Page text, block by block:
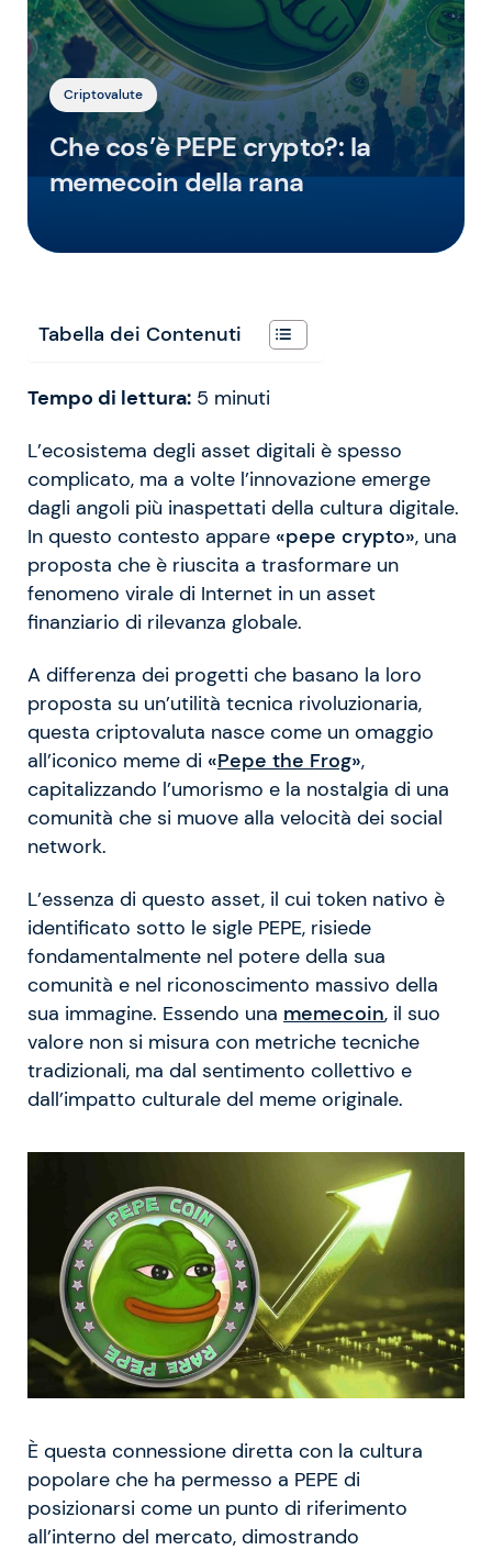
Criptovalute
Che cos’è PEPE crypto?: la
memecoin della rana
Tabella dei Contenuti
Tempo di lettura: 5 minuti
L’ecosistema degli asset digitali è spesso
complicato, ma a volte l’innovazione emerge
dagli angoli più inaspettati della cultura digitale.
In questo contesto appare «pepe crypto», una
proposta che è riuscita a trasformare un
fenomeno virale di Internet in un asset
finanziario di rilevanza globale.
A differenza dei progetti che basano la loro
proposta su un’utilità tecnica rivoluzionaria,
questa criptovaluta nasce come un omaggio
all’iconico meme di «Pepe the Frog»,
capitalizzando l’umorismo e la nostalgia di una
comunità che si muove alla velocità dei social
network.
L’essenza di questo asset, il cui token nativo è
identificato sotto le sigle PEPE, risiede
fondamentalmente nel potere della sua
comunità e nel riconoscimento massivo della
sua immagine. Essendo una memecoin, il suo
valore non si misura con metriche tecniche
tradizionali, ma dal sentimento collettivo e
dall’impatto culturale del meme originale.
È questa connessione diretta con la cultura
popolare che ha permesso a PEPE di
posizionarsi come un punto di riferimento
all’interno del mercato, dimostrando